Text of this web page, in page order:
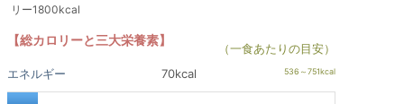
リー1800kcal
【総カロリーと三大栄養素】
（一食あたりの目安）
エネルギー
70kcal